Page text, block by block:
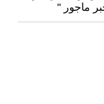
ماجور "